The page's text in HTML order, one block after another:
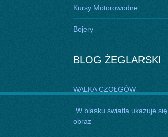
Kursy Motorowodne
Bojery
BLOG ŻEGLARSKI
WALKA CZOŁGÓW
„W blasku światła ukazuje się
obraz”